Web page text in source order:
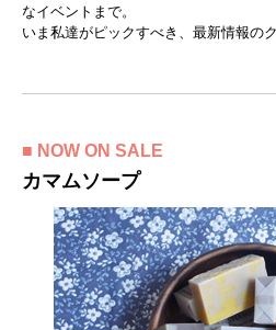
なイベントまで。
いま私達がピックすべき、最新情報の
■ NOW ON SALE
カマムソープ